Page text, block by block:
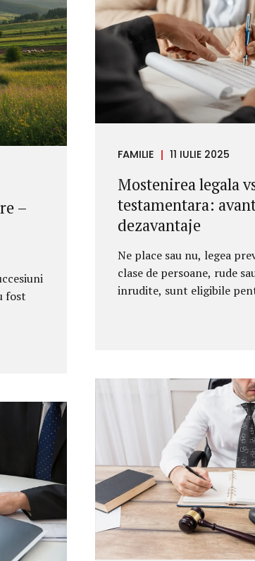
–
fost
sa
si
sau
FAMILIE 11 IULIE 2025
Mostenirea legala
testamentara:
dezavantaje
Ne place sau nu, legea
clase de persoane, rude
inrudite, sunt eligibile
apeleaza la aceasta
mostenire legala sau
sunt avantajele si
in randurile ce urmeaza.
legate de mosteniri se
succesoral, ce include deci
legala si cea
mostenirea legala
legala cand nu exista un
partial sau nul. Toate